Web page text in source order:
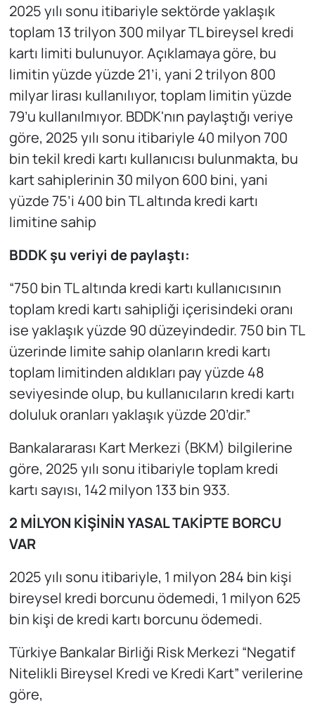
2025 yılı sonu itibariyle sektörde yaklaşık
toplam 13 trilyon 300 milyar TL bireysel kredi
kartı limiti bulunuyor. Açıklamaya göre, bu
limitin yüzde yüzde 21’i, yani 2 trilyon 800
milyar lirası kullanılıyor, toplam limitin yüzde
79’u kullanılmıyor. BDDK'nın paylaştığı veriye
göre, 2025 yılı sonu itibariyle 40 milyon 700
bin tekil kredi kartı kullanıcısı bulunmakta, bu
kart sahiplerinin 30 milyon 600 bini, yani
yüzde 75’i 400 bin TL altında kredi kartı
limitine sahip
BDDK şu veriyi de paylaştı:
“750 bin TL altında kredi kartı kullanıcısının
toplam kredi kartı sahipliği içerisindeki oranı
ise yaklaşık yüzde 90 düzeyindedir. 750 bin TL
üzerinde limite sahip olanların kredi kartı
toplam limitinden aldıkları pay yüzde 48
seviyesinde olup, bu kullanıcıların kredi kartı
doluluk oranları yaklaşık yüzde 20’dir.”
Bankalararası Kart Merkezi (BKM) bilgilerine
göre, 2025 yılı sonu itibariyle toplam kredi
kartı sayısı, 142 milyon 133 bin 933.
2 MİLYON KİŞİNİN YASAL TAKİPTE BORCU
VAR
2025 yılı sonu itibariyle, 1 milyon 284 bin kişi
bireysel kredi borcunu ödemedi, 1 milyon 625
bin kişi de kredi kartı borcunu ödemedi.
Türkiye Bankalar Birliği Risk Merkezi “Negatif
Nitelikli Bireysel Kredi ve Kredi Kart” verilerine
göre,